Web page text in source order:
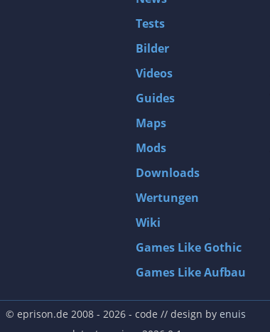
Tests
Bilder
Videos
Guides
Maps
Mods
Downloads
Wertungen
Wiki
Games Like Gothic
Games Like Aufbau
© eprison.de 2008 - 2026- code // design by enuis